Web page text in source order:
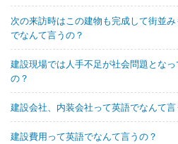
次の来訪時はこの建物も完成して街並
でなんて言うの？
建設現場では人手不足が社会問題とな
の？
建設会社、内装会社って英語でなんて言
建設費用って英語でなんて言うの？